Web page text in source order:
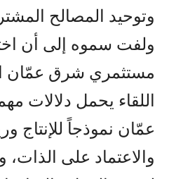
وتوحيد المصالح
ولفت سموه إلى أن
مستثمري شرق عمّان
اللقاء يحمل دلالات
عمّان نموذجاً للإنتاج
والاعتماد على